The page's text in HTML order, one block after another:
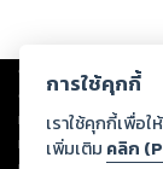
Copyright © 2026
ต่อผลงานหรือเนื้อหาใ
ทรัพย์สินทางปัญญาขอ
ทุกท่านโปรดใช้วิจาร
การใช้คุกกี้
เราใช้คุกกี้เพื่อ
เพิ่มเติม คลิก